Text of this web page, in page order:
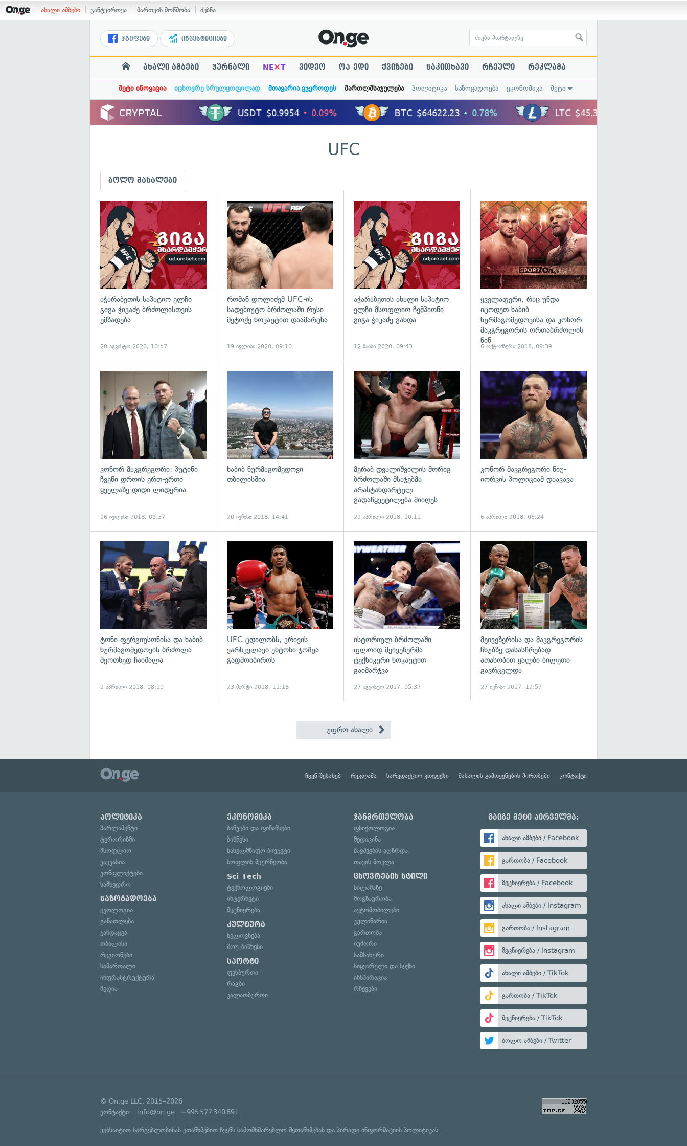
ახალი ამბები განტვირთვა მართვის მოწმობა ძებნა
ჯგუფები ინვესტიციები
ახალი ამბები ჟურნალი NE×T ვიდეო ოპ-ედი ქვიზები საკითხავი რჩეული რეკლამა
მეტი ინოვაცია იცხოვრე სრულყოფილად მთავარია გჯეროდეს მართლმსაჯულება პოლიტიკა საზოგადოება ეკონომიკა მეტი
UFC
ბოლო მასალები
აჭარაბეთის საპატიო ელჩი
გიგა ჭიკაძე ბრძოლისთვის
ემზადება
20 აგვისტო 2020, 10:57
გადახედვა
რომან დოლიძემ UFC-ის
სადებიუტო ბრძოლაში რუსი
მეტოქე ნოკაუტით დაამარცხა
19 ივლისი 2020, 09:10
აჭარაბეთის ახალი საპატიო
ელჩი მსოფლიო ჩემპიონი
გიგა ჭიკაძე გახდა
12 მაისი 2020, 09:43
ყველაფერი, რაც უნდა
იცოდეთ ხაბიბ
ნურმაგომედოვისა და კონორ
მაკგრეგორის ორთაბრძოლის
წინ
6 ოქტომბერი 2018, 09:39
კონორ მაკგრეგორი: პუტინი
ჩვენი დროის ერთ-ერთი
ყველაზე დიდი ლიდერია
16 ივლისი 2018, 09:37
გადახედვა
ხაბიბ ნურმაგომედოვი
თბილისშია
20 ივნისი 2018, 14:41
გადახედვა
მერაბ დვალიშვილის მორიგ
ბრძოლაში მსაჯებმა
არასტანდარტულ
გადაწყვეტილება მიიღეს
22 აპრილი 2018, 10:11
კონორ მაკგრეგორი ნიუ-
იორკის პოლიციამ დააკავა
6 აპრილი 2018, 08:24
ტონი ფერგიუსონისა და ხაბიბ
ნურმაგომედოვის ბრძოლა
მეოთხედ ჩაიშალა
2 აპრილი 2018, 08:10
გადახედვა
UFC ცდილობს, კრივის
ვარსკვლავი ენტონი ჯოშუა
გადმოიბიროს
23 მარტი 2018, 11:18
გადახედვა
ისტორიულ ბრძოლაში
ფლოიდ მეივეზერმა
ტექნიკური ნოკაუტით
გაიმარჯვა
27 აგვისტო 2017, 05:37
მეივეზერისა და მაკგრეგორის
ჩხუბზე დასასწრებად
ათასობით ყალბი ბილეთი
გავრცელდა
27 ივნისი 2017, 12:57
უფრო ახალი
ჩვენ შესახებ რეკლამა სარედაქციო კოდექსი მასალის გამოყენების პირობები კონტაქტი
პოლიტიკა
პარლამენტი
ტერორიზმი
მსოფლიო
კავკასია
კონფლიქტები
სამხედრო
საზოგადოება
ეკოლოგია
განათლება
ჯანდაცვა
თბილისი
რეგიონები
სამართალი
ინფრასტრუქტურა
მედია
ეკონომიკა
ბანკები და ფინანსები
ბიზნესი
სახელმწიფო ბიუჯეტი
სოფლის მეურნეობა
Sci-Tech
ტექნოლოგიები
ინტერნეტი
მეცნიერება
კულტურა
ხელოვნება
შოუ-ბიზნესი
სპორტი
ფეხბურთი
რაგბი
კალათბურთი
ჯანმრთელობა
ფსიქოლოგია
მედიცინა
ბავშვების აღზრდა
თავის მოვლა
ცხოვრების სტილი
სილამაზე
მოგზაურობა
ავტომობილები
კულინარია
გართობა
იუმორი
სამსახური
სიყვარული და სექსი
ინსპირაცია
რჩევები
გაიგე მეტი პირველმა:
ახალი ამბები / Facebook
გართობა / Facebook
მეცნიერება / Facebook
ახალი ამბები / Instagram
გართობა / Instagram
მეცნიერება / Instagram
ახალი ამბები / TikTok
გართობა / TikTok
მეცნიერება / TikTok
ბოლო ამბები / Twitter
© On.ge LLC, 2015–2026
კონტაქტი: info@on.ge +995 577 340 891
ვებსაიტით სარგებლობისას ეთანხმებით ჩვენს სამომხმარებლო შეთანხმებას და პირადი ინფორმაციის პოლიტიკას.